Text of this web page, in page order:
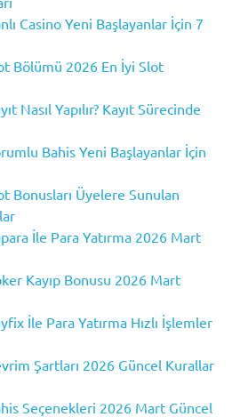
Casino Yeni Başlayanlar İçin 7
Bölümü 2026 En İyi Slot
Nasıl Yapılır? Kayıt Sürecinde
Bahis Yeni Başlayanlar İçin
Bonusları Üyelere Sunulan
İle Para Yatırma 2026 Mart
Kayıp Bonusu 2026 Mart
İle Para Yatırma Hızlı İşlemler
Şartları 2026 Güncel Kurallar
Seçenekleri 2026 Mart Güncel